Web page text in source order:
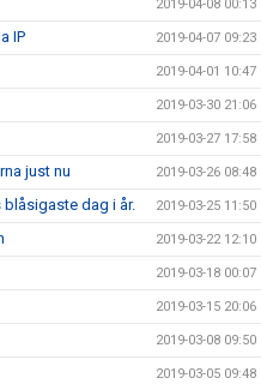
2019-04-08 00:13
IP 2019-04-07 09:23
2019-04-01 10:47
2019-03-30 21:06
2019-03-27 17:58
just nu 2019-03-26 08:48
blåsigaste dag i år. 2019-03-25 11:50
2019-03-22 12:10
2019-03-18 00:07
2019-03-15 20:06
2019-03-08 09:50
2019-03-05 09:48